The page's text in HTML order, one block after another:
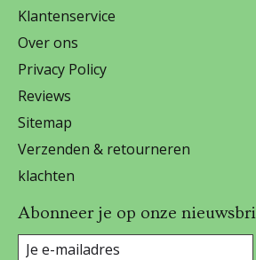
Klantenservice
Over ons
Privacy Policy
Reviews
Sitemap
Verzenden & retourneren
klachten
Abonneer je op onze